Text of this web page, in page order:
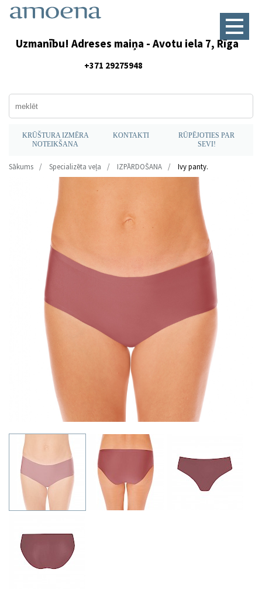
Uzmanību! Adreses maiņa - Avotu iela 7, Rīga
+371 29275948
KRŪŠTURA IZMĒRA
NOTEIKŠANA
KONTAKTI
RŪPĒJOTIES PAR
SEVI!
Sākums Specializēta veļa IZPĀRDOŠANA Ivy panty.